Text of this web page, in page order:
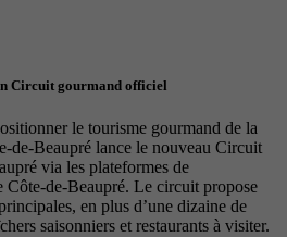
Circuit gourmand officiel
le tourisme gourmand de la
de-Beaupré lance le nouveau Circuit
via les plateformes de
Côte-de-Beaupré. Le circuit propose
en plus d’une dizaine de
saisonniers et restaurants à visiter.